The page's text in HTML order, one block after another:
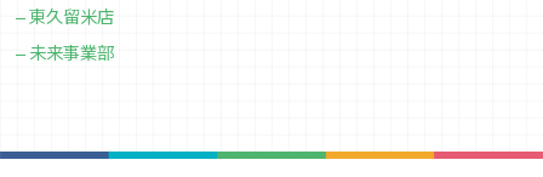
東久留米店
未来事業部